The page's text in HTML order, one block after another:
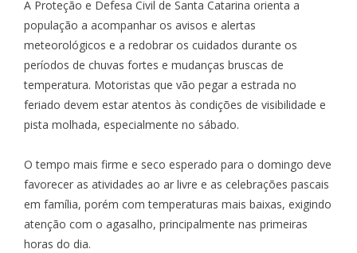
A Proteção e Defesa Civil de Santa Catarina orienta a
população a acompanhar os avisos e alertas
meteorológicos e a redobrar os cuidados durante os
períodos de chuvas fortes e mudanças bruscas de
temperatura. Motoristas que vão pegar a estrada no
feriado devem estar atentos às condições de visibilidade e
pista molhada, especialmente no sábado.
O tempo mais firme e seco esperado para o domingo deve
favorecer as atividades ao ar livre e as celebrações pascais
em família, porém com temperaturas mais baixas, exigindo
atenção com o agasalho, principalmente nas primeiras
horas do dia.